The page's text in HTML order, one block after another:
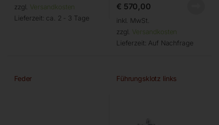
zzgl. Versandkosten
Lieferzeit: ca. 2 - 3 Tage
€ 570,00
inkl. MwSt.
zzgl. Versandkosten
Lieferzeit: Auf Nachfrage
Feder Führungsklotz links